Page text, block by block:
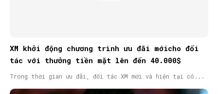
XM khởi động chương trình ưu đãi mớicho đối
tác với thưởng tiền mặt lên đến 40.000$
Trong thời gian ưu đãi, đối tác XM mới và hiện tại có...